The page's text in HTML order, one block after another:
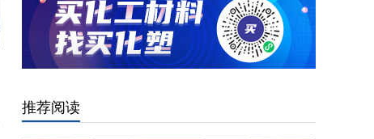
推荐阅读